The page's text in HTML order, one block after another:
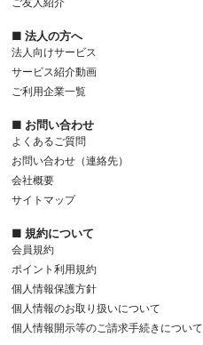
■ 法人の方へ
法人向けサービス
サービス紹介動画
ご利用企業一覧
■ お問い合わせ
よくあるご質問
お問い合わせ（連絡先）
会社概要
サイトマップ
■ 規約について
会員規約
ポイント利用規約
個人情報保護方針
個人情報のお取り扱いについて
個人情報開示等のご請求手続きについて